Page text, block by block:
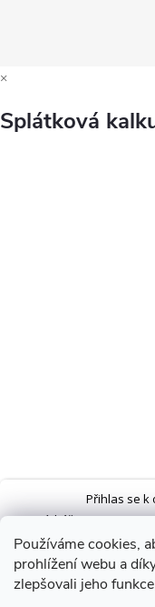
Používáme cookies,
prohlížení webu a
zlepšovali jeho
×
Splátková
Přihlas se k
ZískášSLEVU 5 %na
novinkám,